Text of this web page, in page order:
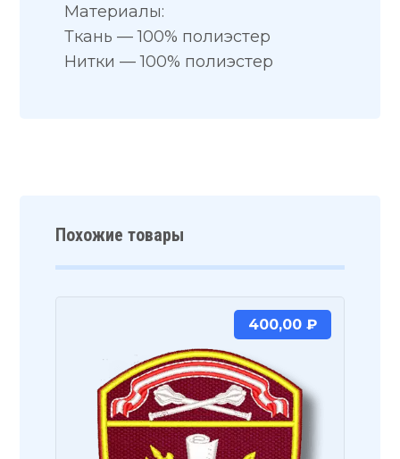
Материалы:
Ткань — 100% полиэстер
Нитки — 100% полиэстер
Похожие товары
400,00 ₽